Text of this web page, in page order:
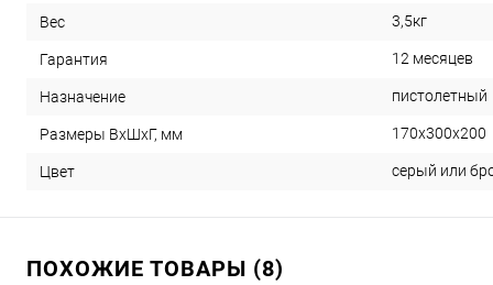
Вес 3,5кг
Гарантия 12 месяцев
Назначение пистолетный
Размеры ВхШхГ, мм 170х300х200
Цвет серый или
ПОХОЖИЕ ТОВАРЫ (8)